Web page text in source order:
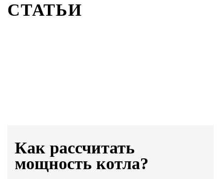
СТАТЬИ
Как раcсчитать
мощность котла?